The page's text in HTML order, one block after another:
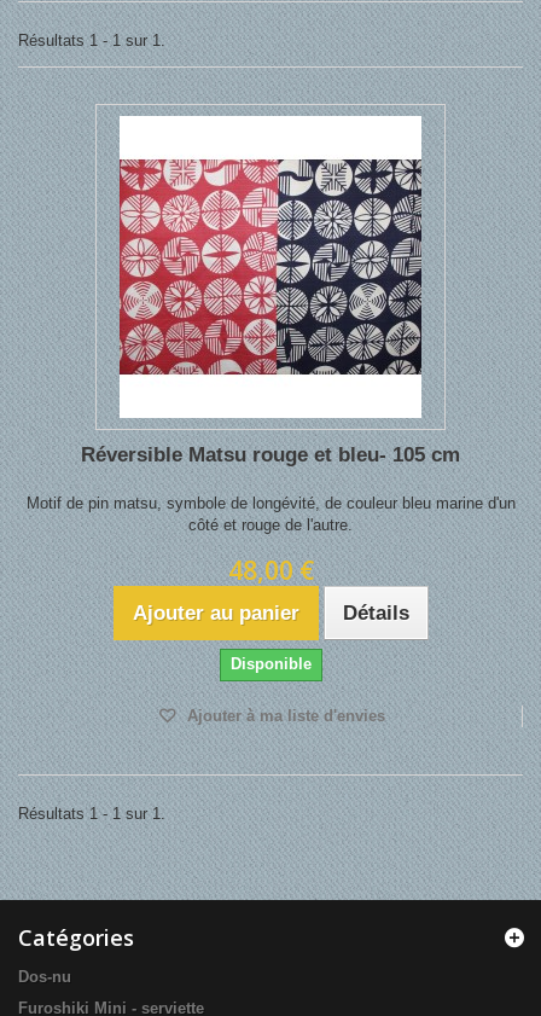
Résultats 1 - 1 sur 1.
Réversible Matsu rouge et bleu- 105 cm
Motif de pin matsu, symbole de longévité, de couleur bleu marine d'un
côté et rouge de l'autre.
48,00 €
Ajouter au panier Détails
Disponible
Ajouter à ma liste d'envies
Résultats 1 - 1 sur 1.
Catégories
Dos-nu
Furoshiki Mini - serviette